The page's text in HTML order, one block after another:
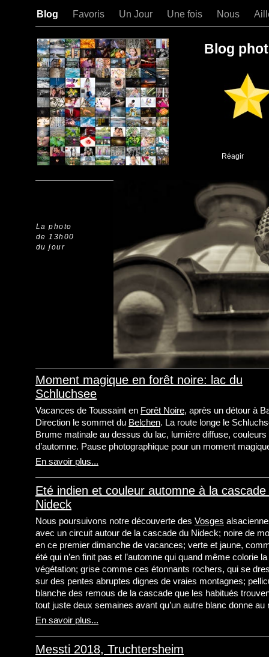
Blog Favoris Un Jour Une fois Nous
Blog
Moment magique en forêt noire: lac du
Schluchsee
Vacances de Toussaint en Forêt Noire, après un détour à
Direction le sommet du Belchen. La route longe le
Brume matinale au dessus du lac, lumière diffuse, couleurs
d’automne. Pause photographique pour un moment
En savoir plus...
Eté indien et couleur automne à la cascade
Nideck
Nous poursuivons notre découverte des Vosges
avec un circuit autour de la cascade du Nideck; noire de
en ce premier dimanche de vacances; verte et jaune,
été qui n’en finit pas et l’automne qui quand même colorie la
végétation; grise comme ces étonnants rochers, qui se
sur des pentes abruptes dignes de vraies montagnes;
blanche des remous de la cascade que les habitués
tout juste deux semaines avant qu’un autre blanc donne
En savoir plus...
Messti 2018, Truchtersheim
Réagir
La photo
de 13h00
du jour